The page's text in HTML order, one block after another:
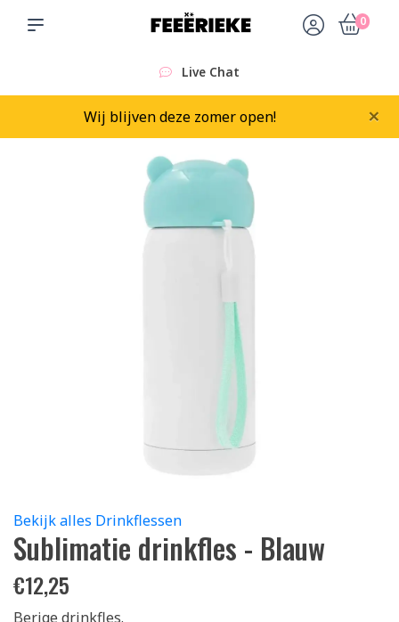
0
Live Chat
Wij blijven deze zomer open! ×
Bekijk alles Drinkflessen
Sublimatie drinkfles - Blauw
€12,25
Berige drinkfles.